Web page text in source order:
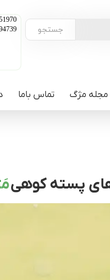
جستجو
مجله مژگ تماس باما
پسته کوهی